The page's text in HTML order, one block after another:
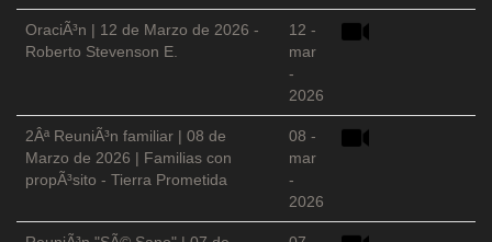
OraciÃ³n | 12 de Marzo de 2026 -
Roberto Stevenson E.
12 -
mar
-
2026
2Âª ReuniÃ³n familiar | 08 de
Marzo de 2026 | Familias con
propÃ³sito - Tierra Prometida
08 -
mar
-
2026